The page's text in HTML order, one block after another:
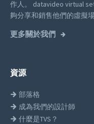
作人。
datavideo virtual
夠分享和銷售他們的虛擬
更多關於我們
資源
部落格
成為我們的設計師
什麼是TVS？